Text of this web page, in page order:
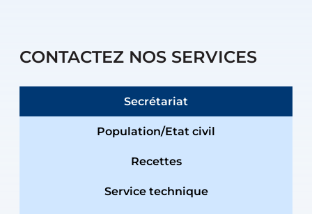
CONTACTEZ NOS SERVICES
Secrétariat
Population/Etat civil
Recettes
Service technique